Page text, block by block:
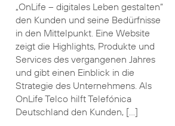
„OnLife – digitales Leben gestalten“
den Kunden und seine Bedürfnisse
in den Mittelpunkt. Eine Website
zeigt die Highlights, Produkte und
Services des vergangenen Jahres
und gibt einen Einblick in die
Strategie des Unternehmens. Als
OnLife Telco hilft Telefónica
Deutschland den Kunden, […]